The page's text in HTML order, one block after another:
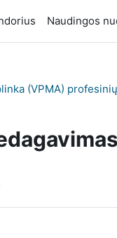
Naudingos
(VPMA)